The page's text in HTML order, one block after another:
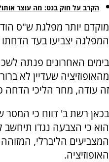
הקרב על חוק בנט: מה עוצר
מוקדם יותר מפלגת ש"ס
המפלגה יצביעו בעד
בימים האחרונים פנתה
מהאופוזיציה שעדיין לא
זה עודה, מחר הליכי הדחה
בכאן רשת ב' דווח כי המסר
הוא כי הצבעה נגדו תיחשב
המצביעים הליברלי,
האופוזיציה.